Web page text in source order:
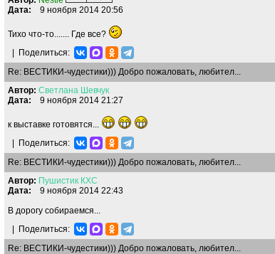
Дата: 9 ноября 2014 20:56
Тихо что-то....... Где все?
Поделиться:
Re: ВЕСТИКИ-чудестики))) Добро пожаловать, любител...
Автор: Светлана Шевчук
Дата: 9 ноября 2014 21:27
к выставке готовятся...
Поделиться:
Re: ВЕСТИКИ-чудестики))) Добро пожаловать, любител...
Автор: Пушистик КХС
Дата: 9 ноября 2014 22:43
В дорогу собираемся...
Поделиться:
Re: ВЕСТИКИ-чудестики))) Добро пожаловать, любител...